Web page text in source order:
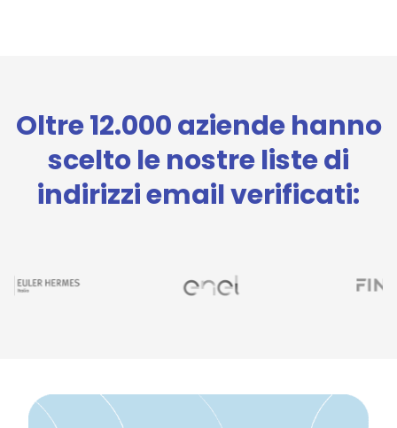
Oltre 12.000 aziende hanno
scelto le nostre liste di
indirizzi email verificati: